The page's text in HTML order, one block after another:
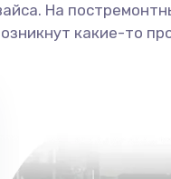
На
какие-то